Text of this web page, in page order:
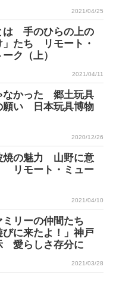
2021/04/25
は 手のひらの上の
」たち リモート・
ク（上）
2021/04/11
なかった 郷土玩具
願い 日本玩具博物
2020/12/26
焼の魅力 山野に意
リモート・ミュー
2021/04/10
ミリーの仲間たち
に来たよ！」神戸
愛らしさ存分に
2021/03/28